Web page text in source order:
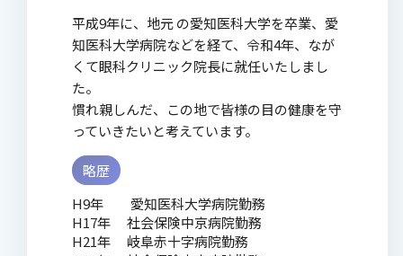
平成9年に、地元 の愛知医科大学を卒業、愛
知医科大学病院などを経て、令和4年、なが
くて眼科クリニック院長に就任いたしまし
た。
慣れ親しんだ、この地で皆様の目の健康を守
っていきたいと考えています。
略歴
H9年 愛知医科大学病院勤務
H17年 社会保険中京病院勤務
H21年 岐阜赤十字病院勤務